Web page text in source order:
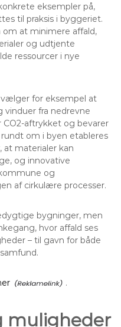
eksempler på,
til praksis i byggeriet.
at minimere affald,
og udtjente
ressourcer i nye
for eksempel at
fra nedrevne
aftrykket og bevarer
om i byen etableres
at materialer kan
og innovative
og
af cirkulære processer.
bygninger, men
hvor affald ses
– til gavn for både
.
muligheder